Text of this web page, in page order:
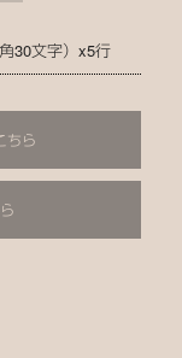
30文字）x5行
ちら